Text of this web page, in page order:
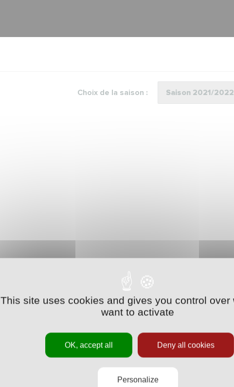
Choix de la saison :
This site uses cookies and gives you control over
want to activate
OK, accept all Deny all cookies
Personalize